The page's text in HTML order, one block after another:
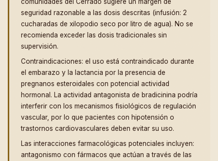
comunidades del Cerrado sugiere un margen de
seguridad razonable a las dosis descritas (infusión: 2
cucharadas de xilopodio seco por litro de agua). No se
recomienda exceder las dosis tradicionales sin
supervisión.
Contraindicaciones: el uso está contraindicado durante
el embarazo y la lactancia por la presencia de
pregnanos esteroidales con potencial actividad
hormonal. La actividad antagonista de bradicinina podría
interferir con los mecanismos fisiológicos de regulación
vascular, por lo que pacientes con hipotensión o
trastornos cardiovasculares deben evitar su uso.
Las interacciones farmacológicas potenciales incluyen:
antagonismo con fármacos que actúan a través de las